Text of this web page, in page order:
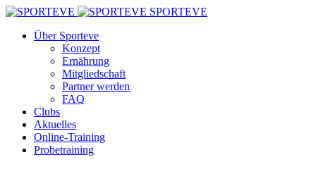
SPORTEVE
Über Sporteve
Konzept
Ernährung
Mitgliedschaft
Partner werden
FAQ
Clubs
Aktuelles
Online-Training
Probetraining